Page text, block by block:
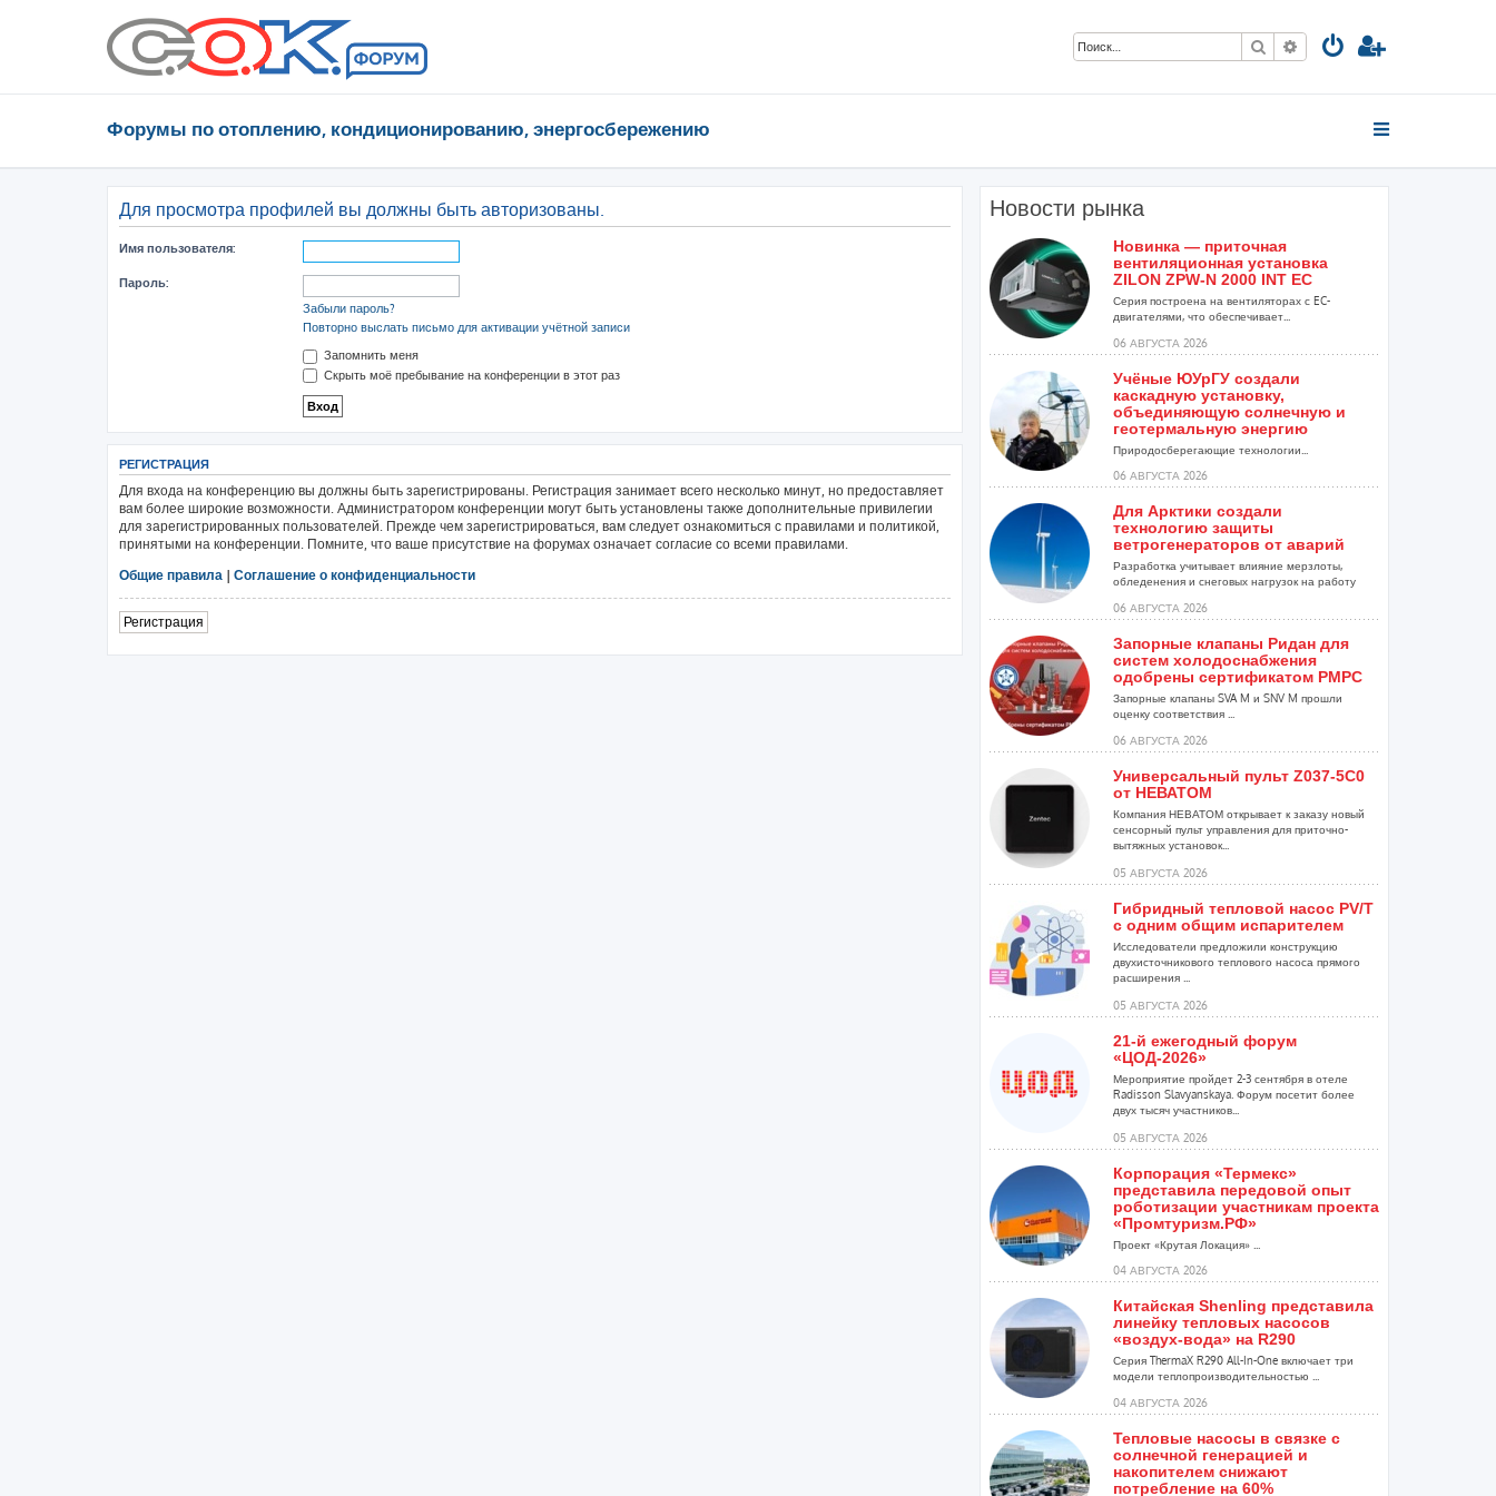
Поиск Расширенный поиск
Форумы по отоплению, кондиционированию, энергосбережению
Для просмотра профилей вы должны быть авторизованы.
Имя пользователя:
Пароль:
Забыли пароль?
Повторно выслать письмо для активации учётной записи
Запомнить меня
Скрыть моё пребывание на конференции в этот раз
РЕГИСТРАЦИЯ
Для входа на конференцию вы должны быть зарегистрированы. Регистрация занимает всего несколько минут, но предоставляет
вам более широкие возможности. Администратором конференции могут быть установлены также дополнительные привилегии
для зарегистрированных пользователей. Прежде чем зарегистрироваться, вам следует ознакомиться с правилами и политикой,
принятыми на конференции. Помните, что ваше присутствие на форумах означает согласие со всеми правилами.
Общие правила | Соглашение о конфиденциальности
Регистрация
Новости рынка
Новинка — приточная
вентиляционная установка
ZILON ZPW-N 2000 INT EC
Серия построена на вентиляторах с EC-
двигателями, что обеспечивает...
06 АВГУСТА 2026
Учёные ЮУрГУ создали
каскадную установку,
объединяющую солнечную и
геотермальную энергию
Природосберегающие технологии...
06 АВГУСТА 2026
Для Арктики создали
технологию защиты
ветрогенераторов от аварий
Разработка учитывает влияние мерзлоты,
обледенения и снеговых нагрузок на работу
06 АВГУСТА 2026
Запорные клапаны Ридан для
систем холодоснабжения
одобрены сертификатом РМРС
Запорные клапаны SVA M и SNV M прошли
оценку соответствия ...
06 АВГУСТА 2026
Универсальный пульт Z037-5C0
от НЕВАТОМ
Компания НЕВАТОМ открывает к заказу новый
сенсорный пульт управления для приточно-
вытяжных установок...
05 АВГУСТА 2026
Гибридный тепловой насос PV/T
с одним общим испарителем
Исследователи предложили конструкцию
двухисточникового теплового насоса прямого
расширения ...
05 АВГУСТА 2026
21-й ежегодный форум
«ЦОД-2026»
Мероприятие пройдет 2-3 сентября в отеле
Radisson Slavyanskaya. Форум посетит более
двух тысяч участников...
05 АВГУСТА 2026
Корпорация «Термекс»
представила передовой опыт
роботизации участникам проекта
«Промтуризм.РФ»
Проект «Крутая Локация» ...
04 АВГУСТА 2026
Китайская Shenling представила
линейку тепловых насосов
«воздух-вода» на R290
Серия ThermaX R290 All-In-One включает три
модели теплопроизводительностью ...
04 АВГУСТА 2026
Тепловые насосы в связке с
солнечной генерацией и
накопителем снижают
потребление на 60%